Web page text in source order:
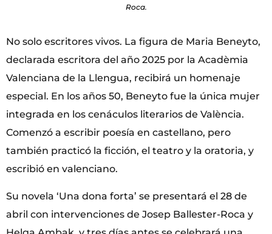
Roca.
No solo escritores vivos. La figura de Maria Beneyto,
declarada escritora del año 2025 por la Acadèmia
Valenciana de la Llengua, recibirá un homenaje
especial. En los años 50, Beneyto fue la única mujer
integrada en los cenáculos literarios de València.
Comenzó a escribir poesía en castellano, pero
también practicó la ficción, el teatro y la oratoria, y
escribió en valenciano.
Su novela ‘Una dona forta’ se presentará el 28 de
abril con intervenciones de Josep Ballester-Roca y